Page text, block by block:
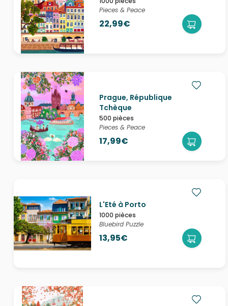
Pieces & Peace
22,99€
Prague, République
Tchèque
500 pièces
Pieces & Peace
17,99€
L'Eté à Porto
1000 pièces
Bluebird Puzzle
13,95€